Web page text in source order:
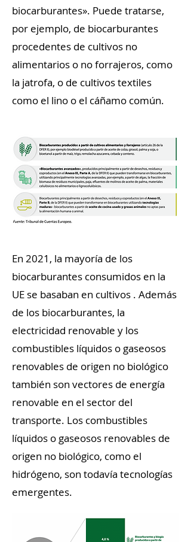
biocarburantes». Puede tratarse,
por ejemplo, de biocarburantes
procedentes de cultivos no
alimentarios o no forrajeros, como
la jatrofa, o de cultivos textiles
como el lino o el cáñamo común.
En 2021, la mayoría de los
biocarburantes consumidos en la
UE se basaban en cultivos . Además
de los biocarburantes, la
electricidad renovable y los
combustibles líquidos o gaseosos
renovables de origen no biológico
también son vectores de energía
renovable en el sector del
transporte. Los combustibles
líquidos o gaseosos renovables de
origen no biológico, como el
hidrógeno, son todavía tecnologías
emergentes.